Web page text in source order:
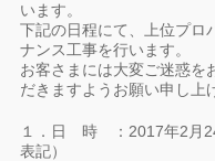
います。
下記の日程にて、上位プロ
ナンス工事を行います。
お客さまには大変ご迷惑を
だきますようお願い申し上
１．日 時 ：2017年2
表記）